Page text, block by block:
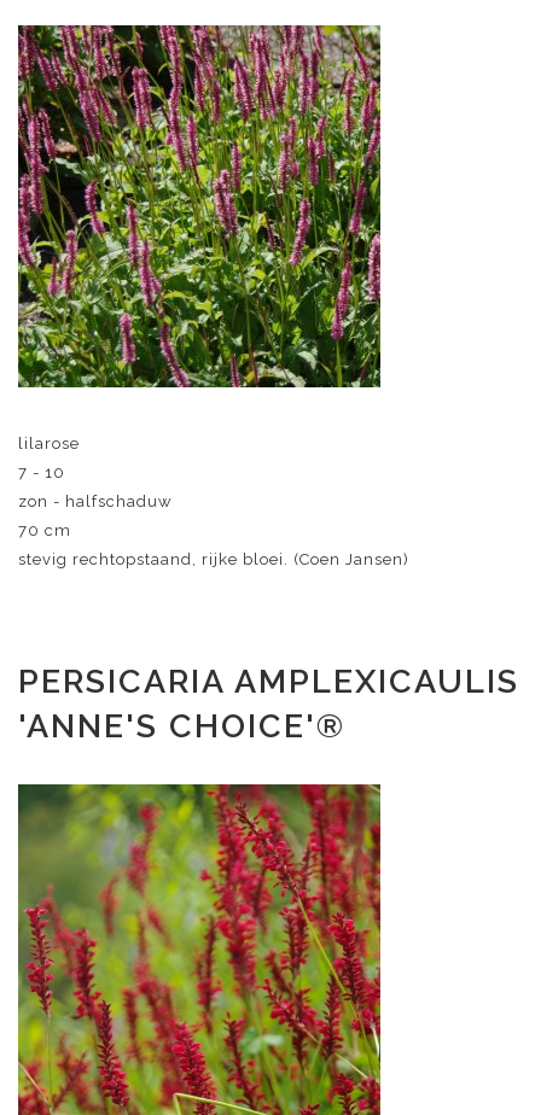
lilarose
7 - 10
zon - halfschaduw
70 cm
stevig rechtopstaand, rijke bloei. (Coen Jansen)
PERSICARIA AMPLEXICAULIS
'ANNE'S CHOICE'®